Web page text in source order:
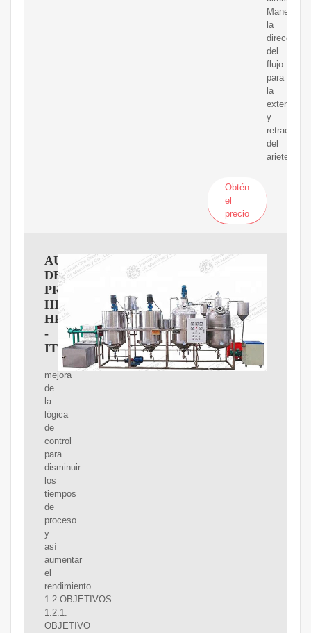
Manejan
la
dirección
del
flujo
para
la
extensión
y
retracción
del
ariete.
Obtén
el
precio
AUTOMATIZACIóN
DE
PRENSA
HIDRáULICA
HPM
-
ITM
mejora
de
la
lógica
de
control
para
disminuir
los
tiempos
de
proceso
y
así
aumentar
el
rendimiento.
1.2.OBJETIVOS
1.2.1.
OBJETIVO